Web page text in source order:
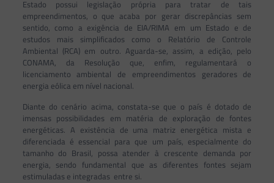
Estado possui legislação própria para tratar de tais
empreendimentos, o que acaba por gerar discrepâncias sem
sentido, como a exigência de EIA/RIMA em um Estado e de
estudos mais simplificados como o Relatório de Controle
Ambiental (RCA) em outro. Aguarda-se, assim, a edição, pelo
CONAMA, da Resolução que, enfim, regulamentará o
licenciamento ambiental de empreendimentos geradores de
energia eólica em nível nacional.
Diante do cenário acima, constata-se que o país é dotado de
imensas possibilidades em matéria de exploração de fontes
energéticas. A existência de uma matriz energética mista e
diferenciada é essencial para que um país, especialmente do
tamanho do Brasil, possa atender à crescente demanda por
energia, sendo fundamental que as diferentes fontes sejam
estimuladas e integradas entre si.